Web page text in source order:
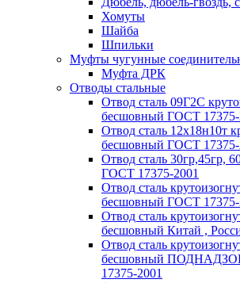
Хомуты
Шайба
Шпильки
Муфты чугунные
Муфта ДРК
Отводы стальные
Отвод сталь 09Г2С
бесшовный ГОСТ 17375-
Отвод сталь 12х18н10т
бесшовный ГОСТ 17375-
Отвод сталь 30гр,45гр,
ГОСТ 17375-2001
Отвод сталь
бесшовный ГОСТ 17375-
Отвод сталь
бесшовный Китай ,
Отвод сталь
бесшовный
17375-2001